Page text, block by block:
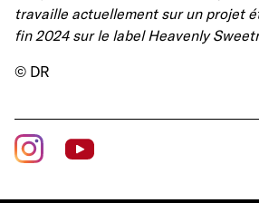
travaille actuellement sur un projet
fin 2024 sur le label Heavenly
© DR